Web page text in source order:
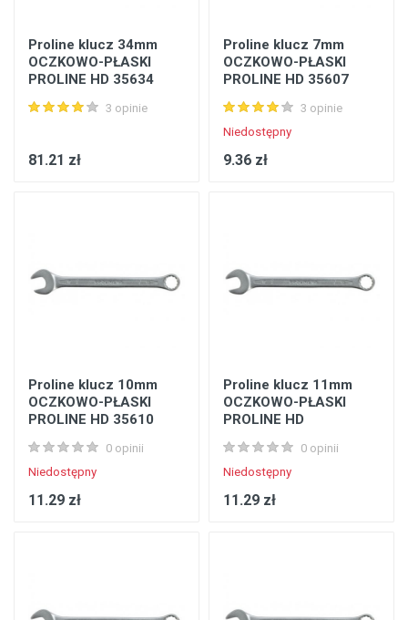
Proline klucz 34mm
OCZKOWO-PŁASKI
PROLINE HD 35634
3 opinie
81.21 zł
Proline klucz 7mm
OCZKOWO-PŁASKI
PROLINE HD 35607
3 opinie
Niedostępny
9.36 zł
Proline klucz 10mm
OCZKOWO-PŁASKI
PROLINE HD 35610
0 opinii
Niedostępny
11.29 zł
Proline klucz 11mm
OCZKOWO-PŁASKI
PROLINE HD
0 opinii
Niedostępny
11.29 zł